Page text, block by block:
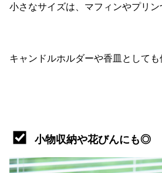
小さなサイズは、マフィンやプリン
キャンドルホルダーや香皿としても
小物収納や花びんにも◎